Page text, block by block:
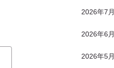
2026年7月
2026年6月
2026年5月